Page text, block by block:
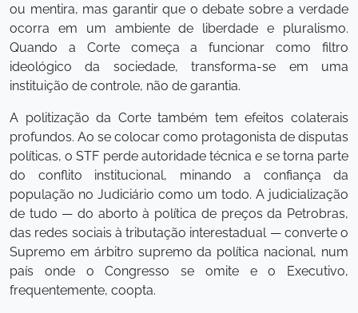
ou mentira, mas garantir que o debate sobre a verdade
ocorra em um ambiente de liberdade e pluralismo.
Quando a Corte começa a funcionar como filtro
ideológico da sociedade, transforma-se em uma
instituição de controle, não de garantia.
A politização da Corte também tem efeitos colaterais
profundos. Ao se colocar como protagonista de disputas
políticas, o STF perde autoridade técnica e se torna parte
do conflito institucional, minando a confiança da
população no Judiciário como um todo. A judicialização
de tudo — do aborto à política de preços da Petrobras,
das redes sociais à tributação interestadual — converte o
Supremo em árbitro supremo da política nacional, num
país onde o Congresso se omite e o Executivo,
frequentemente, coopta.